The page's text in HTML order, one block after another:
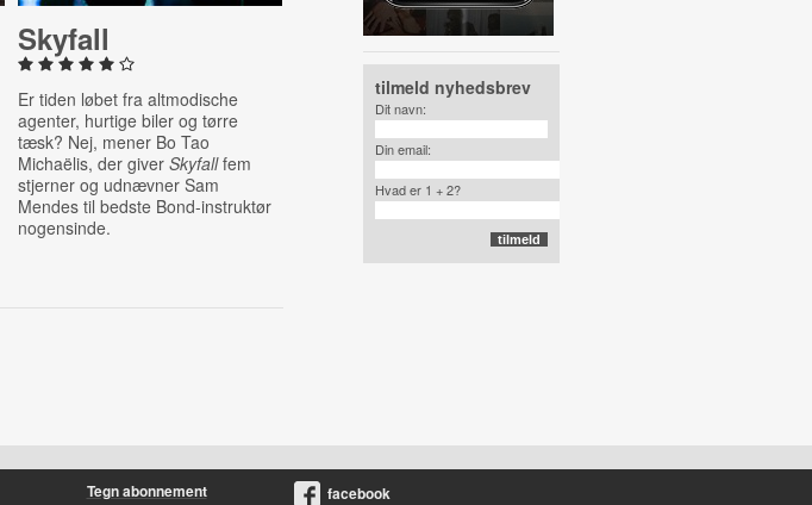
Skyfall
Er tiden løbet fra altmodische
agenter, hurtige biler og tørre
tæsk? Nej, mener Bo Tao
Michaëlis, der giver Skyfallfem
stjerner og udnævner Sam
Mendes til bedste Bond-instruktør
nogensinde.
tilmeld nyhedsbrev
Dit navn:
Din email:
Hvad er 1 + 2?
Tegn abonnement
facebook